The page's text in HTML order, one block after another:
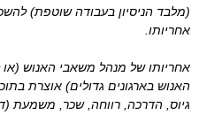
(מלבד הניסיון בעבודה שוטפת)
אחריותו.
אחריותו של מנהל משאבי האנוש
האנוש בארגונים גדולים) אוצרת
גיוס, הדרכה, רווחה, שכר, משמעת